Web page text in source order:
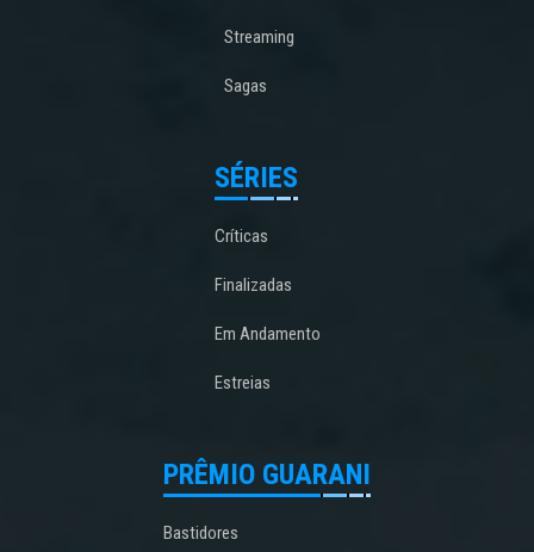
Streaming
Sagas
SÉRIES
Críticas
Finalizadas
Em Andamento
Estreias
PRÊMIO GUARANI
Bastidores